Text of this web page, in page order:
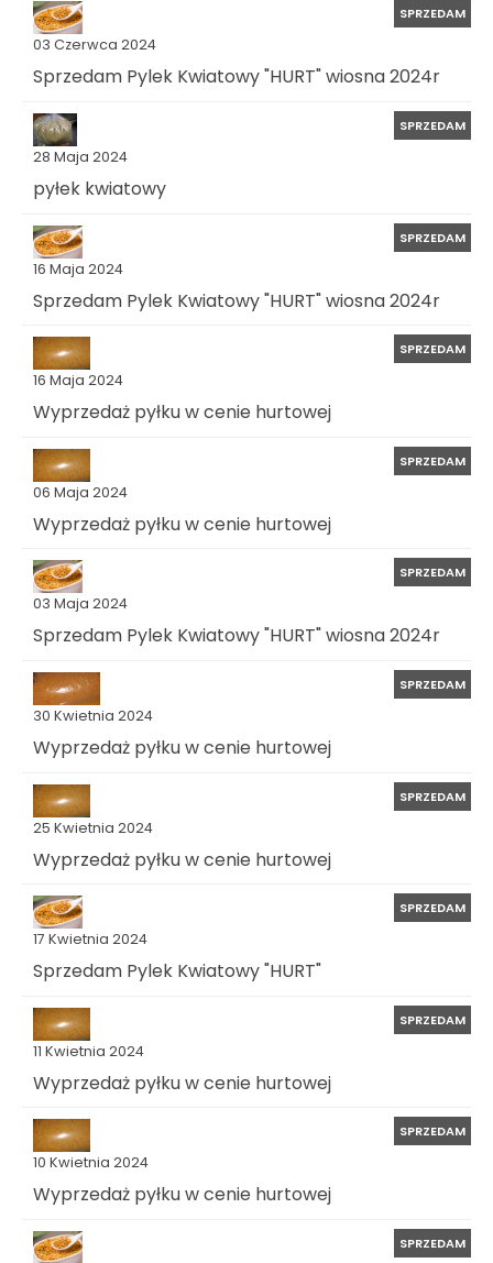
03 Czerwca 2024
SPRZEDAM
Sprzedam Pylek Kwiatowy "HURT" wiosna 2024r
28 Maja 2024
SPRZEDAM
pyłek kwiatowy
16 Maja 2024
SPRZEDAM
Sprzedam Pylek Kwiatowy "HURT" wiosna 2024r
16 Maja 2024
SPRZEDAM
Wyprzedaż pyłku w cenie hurtowej
06 Maja 2024
SPRZEDAM
Wyprzedaż pyłku w cenie hurtowej
03 Maja 2024
SPRZEDAM
Sprzedam Pylek Kwiatowy "HURT" wiosna 2024r
30 Kwietnia 2024
SPRZEDAM
Wyprzedaż pyłku w cenie hurtowej
25 Kwietnia 2024
SPRZEDAM
Wyprzedaż pyłku w cenie hurtowej
17 Kwietnia 2024
SPRZEDAM
Sprzedam Pylek Kwiatowy "HURT"
11 Kwietnia 2024
SPRZEDAM
Wyprzedaż pyłku w cenie hurtowej
10 Kwietnia 2024
SPRZEDAM
Wyprzedaż pyłku w cenie hurtowej
SPRZEDAM